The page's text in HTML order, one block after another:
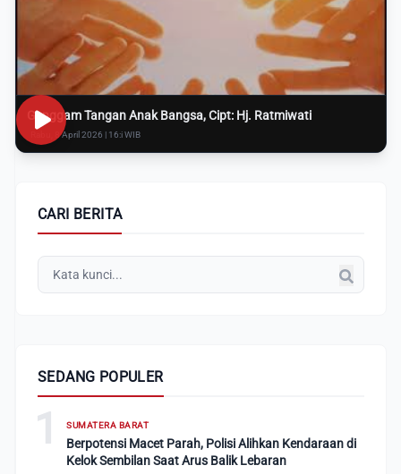
Genggam Tangan Anak Bangsa, Cipt: Hj. Ratmiwati
Rabu, 8 April 2026 | 16:i WIB
CARI BERITA
SEDANG POPULER
1 SUMATERA BARAT
Berpotensi Macet Parah, Polisi Alihkan Kendaraan di
Kelok Sembilan Saat Arus Balik Lebaran